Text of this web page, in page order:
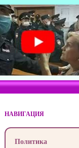
НАВИГАЦИЯ
Политика